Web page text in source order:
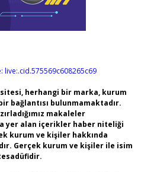
live:.cid.575569c608265c69
herhangi bir marka, kurum
bağlantısı bulunmamaktadır.
makaleler
yer alan içerikler haber niteliği
kurum ve kişiler hakkında
Gerçek kurum ve kişiler ile isim